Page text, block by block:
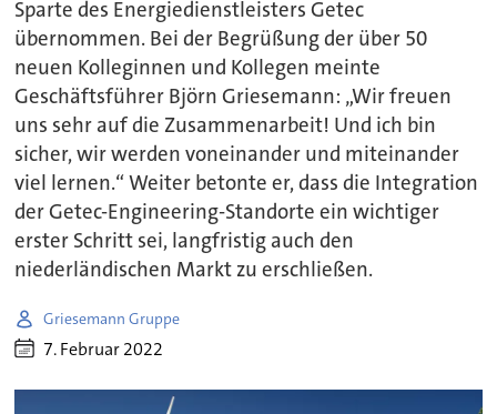
Sparte des Energiedienstleisters Getec
übernommen. Bei der Begrüßung der über 50
neuen Kolleginnen und Kollegen meinte
Geschäftsführer Björn Griesemann: „Wir freuen
uns sehr auf die Zusammenarbeit! Und ich bin
sicher, wir werden voneinander und miteinander
viel lernen.“ Weiter betonte er, dass die Integration
der Getec-Engineering-Standorte ein wichtiger
erster Schritt sei, langfristig auch den
niederländischen Markt zu erschließen.
Griesemann Gruppe
7. Februar 2022